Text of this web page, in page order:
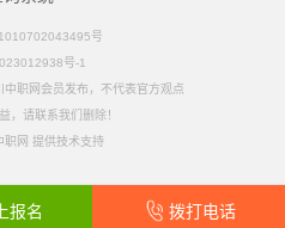
报名 拨打电话
号
号-1
职网会员发布，不代表官方观点
，请联系我们删除！
职网 提供技术支持